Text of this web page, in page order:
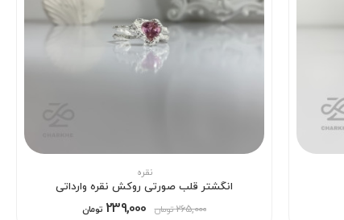
نقره
انگشتر قلب صورتی روکش نقره وارداتی
239,000 تومان 265,000 تومان